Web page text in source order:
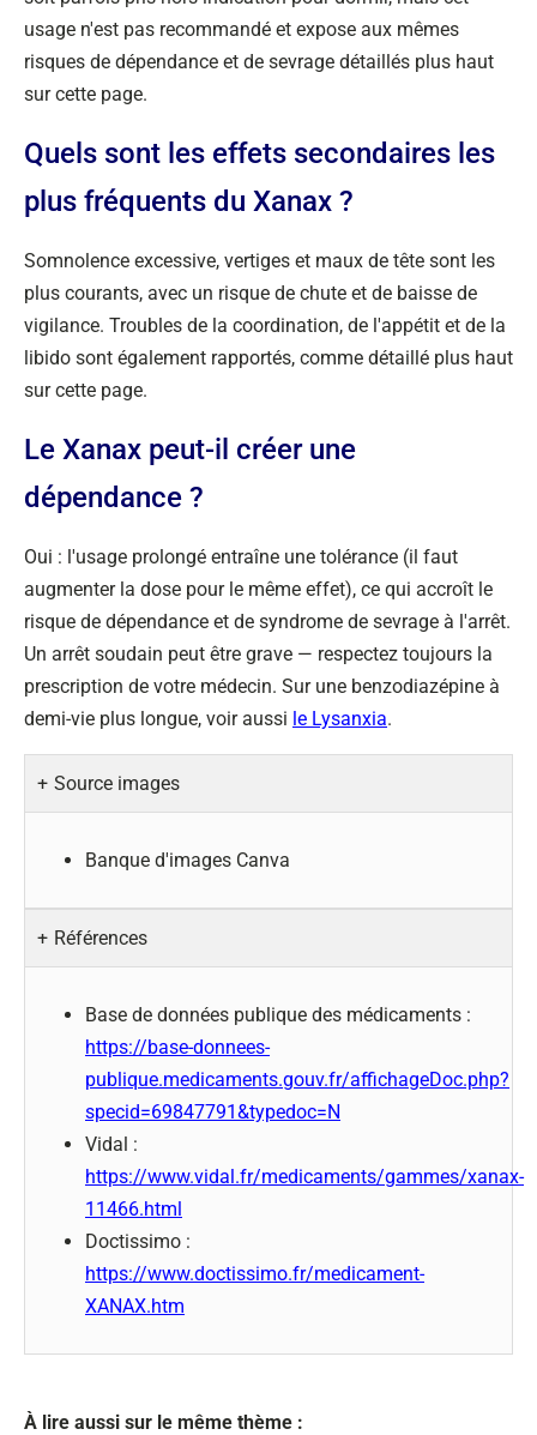
usage n'est pas recommandé et expose aux mêmes
risques de dépendance et de sevrage détaillés plus haut
sur cette page.
Quels sont les effets secondaires les
plus fréquents du Xanax ?
Somnolence excessive, vertiges et maux de tête sont les
plus courants, avec un risque de chute et de baisse de
vigilance. Troubles de la coordination, de l'appétit et de la
libido sont également rapportés, comme détaillé plus haut
sur cette page.
Le Xanax peut-il créer une
dépendance ?
Oui : l'usage prolongé entraîne une tolérance (il faut
augmenter la dose pour le même effet), ce qui accroît le
risque de dépendance et de syndrome de sevrage à l'arrêt.
Un arrêt soudain peut être grave — respectez toujours la
prescription de votre médecin. Sur une benzodiazépine à
demi-vie plus longue, voir aussi le Lysanxia.
Source images
Banque d'images Canva
Références
Base de données publique des médicaments :
https://base-donnees-
publique.medicaments.gouv.fr/affichageDoc.php?
specid=69847791&typedoc=N
Vidal :
https://www.vidal.fr/medicaments/gammes/xanax-
11466.html
Doctissimo :
https://www.doctissimo.fr/medicament-
XANAX.htm
À lire aussi sur le même thème :